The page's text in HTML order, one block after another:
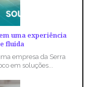
uma experiência
fluida
empresa da Serra
em soluções...